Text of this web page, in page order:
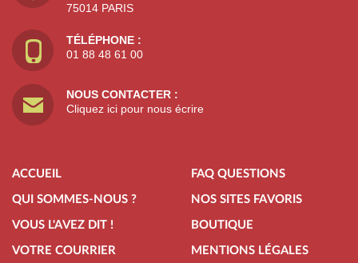
75014 PARIS
TÉLÉPHONE :
01 88 48 61 00
NOUS CONTACTER :
Cliquez ici pour nous écrire
ACCUEIL
QUI SOMMES-NOUS ?
VOUS L'AVEZ DIT !
VOTRE COURRIER
FAQ QUESTIONS
NOS SITES FAVORIS
BOUTIQUE
MENTIONS LÉGALES